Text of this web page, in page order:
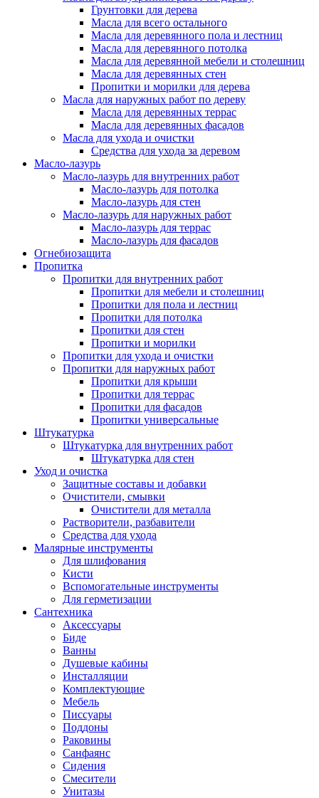
Грунтовки для дерева
Масла для всего остального
Масла для деревянного пола и лестниц
Масла для деревянного потолка
Масла для деревянной мебели и столешниц
Масла для деревянных стен
Пропитки и морилки для дерева
Масла для наружных работ по дереву
Масла для деревянных террас
Масла для деревянных фасадов
Масла для ухода и очистки
Средства для ухода за деревом
Масло-лазурь
Масло-лазурь для внутренних работ
Масло-лазурь для потолка
Масло-лазурь для стен
Масло-лазурь для наружных работ
Масло-лазурь для террас
Масло-лазурь для фасадов
Огнебиозащита
Пропитка
Пропитки для внутренних работ
Пропитки для мебели и столешниц
Пропитки для пола и лестниц
Пропитки для потолка
Пропитки для стен
Пропитки и морилки
Пропитки для ухода и очистки
Пропитки для наружных работ
Пропитки для крыши
Пропитки для террас
Пропитки для фасадов
Пропитки универсальные
Штукатурка
Штукатурка для внутренних работ
Штукатурка для стен
Уход и очистка
Защитные составы и добавки
Очистители, смывки
Очистители для металла
Растворители, разбавители
Средства для ухода
Малярные инструменты
Для шлифования
Кисти
Вспомогательные инструменты
Для герметизации
Сантехника
Аксессуары
Биде
Ванны
Душевые кабины
Инсталляции
Комплектующие
Мебель
Писсуары
Поддоны
Раковины
Санфаянс
Сидения
Смесители
Унитазы